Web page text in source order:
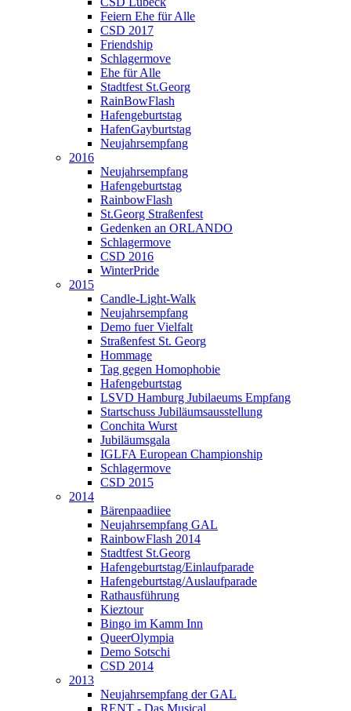
Feiern Ehe für Alle
CSD 2017
Friendship
Schlagermove
Ehe für Alle
Stadtfest St.Georg
RainBowFlash
Hafengeburtstag
HafenGayburtstag
Neujahrsempfang
2016
Neujahrsempfang
Hafengeburtstag
RainbowFlash
St.Georg Straßenfest
Gedenken an ORLANDO
Schlagermove
CSD 2016
WinterPride
2015
Candle-Light-Walk
Neujahrsempfang
Demo fuer Vielfalt
Straßenfest St. Georg
Hommage
Tag gegen Homophobie
Hafengeburtstag
LSVD Hamburg Jubilaeums Empfang
Startschuss Jubiläumsausstellung
Conchita Wurst
Jubiläumsgala
IGLFA European Championship
Schlagermove
CSD 2015
2014
Bärenpaadiiee
Neujahrsempfang GAL
RainbowFlash 2014
Stadtfest St.Georg
Hafengeburtstag/Einlaufparade
Hafengeburtstag/Auslaufparade
Rathausführung
Kieztour
Bingo im Kamm Inn
QueerOlympia
Demo Sotschi
CSD 2014
2013
Neujahrsempfang der GAL
RENT - Das Musical